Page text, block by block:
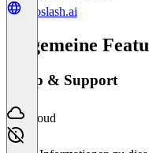
twoslash.ai
Allgemeine
Setup & Support
Cloud